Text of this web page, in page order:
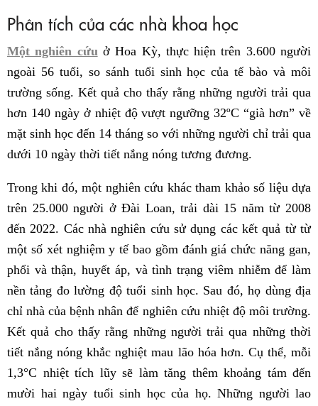
Phân tích của các nhà khoa học
Một nghiên cứuở Hoa Kỳ, thực hiện trên 3.600 người
ngoài 56 tuổi, so sánh tuổi sinh học của tế bào và môi
trường sống. Kết quả cho thấy rằng những người trải qua
hơn 140 ngày ở nhiệt độ vượt ngưỡng 32ºC “già hơn” về
mặt sinh học đến 14 tháng so với những người chỉ trải qua
dưới 10 ngày thời tiết nắng nóng tương đương.
Trong khi đó, một nghiên cứu khác tham khảo số liệu dựa
trên 25.000 người ở Đài Loan, trải dài 15 năm từ 2008
đến 2022. Các nhà nghiên cứu sử dụng các kết quả từ từ
một số xét nghiệm y tế bao gồm đánh giá chức năng gan,
phổi và thận, huyết áp, và tình trạng viêm nhiễm để làm
nền tảng đo lường độ tuổi sinh học. Sau đó, họ dùng địa
chỉ nhà của bệnh nhân để nghiên cứu nhiệt độ môi trường.
Kết quả cho thấy rằng những người trải qua những thời
tiết nắng nóng khắc nghiệt mau lão hóa hơn. Cụ thể, mỗi
1,3°C nhiệt tích lũy sẽ làm tăng thêm khoảng tám đến
mười hai ngày tuổi sinh học của họ. Những người lao